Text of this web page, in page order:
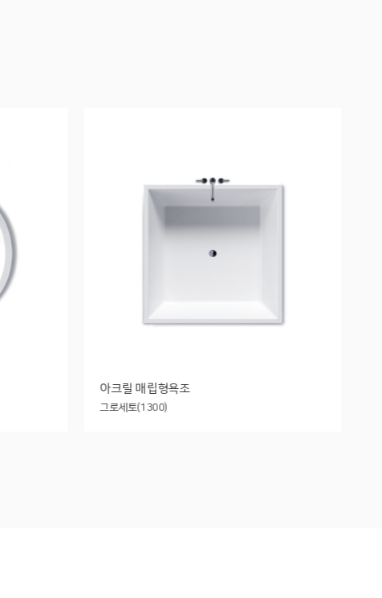
아크릴 매립형욕조
그로세토(1300)